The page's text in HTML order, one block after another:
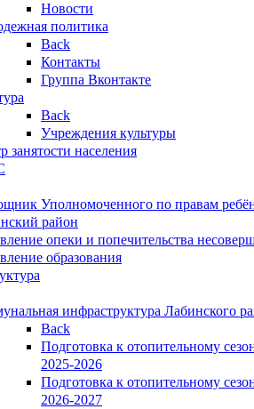
Новости
политика
Back
Контакты
Группа Вконтакте
Back
Учреждения культуры
занятости населения
Уполномоченного по правам
район
опеки и попечительства
образования
инфраструктура Лабинского
Back
Подготовка к отопительному
2025-2026
Подготовка к отопительному
2026-2027